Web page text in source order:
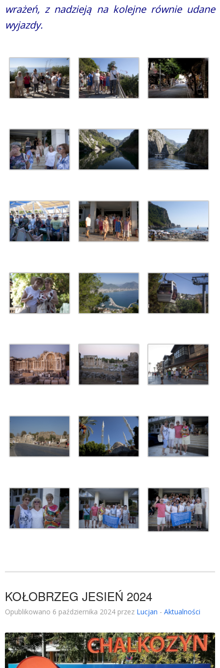
wrażeń, z nadzieją na kolejne równie udane
wyjazdy.
KOŁOBRZEG JESIEŃ 2024
Opublikowano 6 października 2024 przez Lucjan - Aktualności